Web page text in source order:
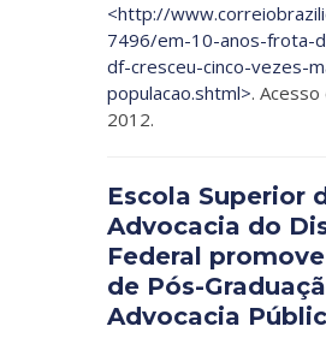
<http://
7496/em-10-anos-frota-
df-cresceu-cinco-vezes-
populacao.shtml>. Acesso
2012.
Escola Superior
Advocacia do
Federal
de Pós-
Advocacia